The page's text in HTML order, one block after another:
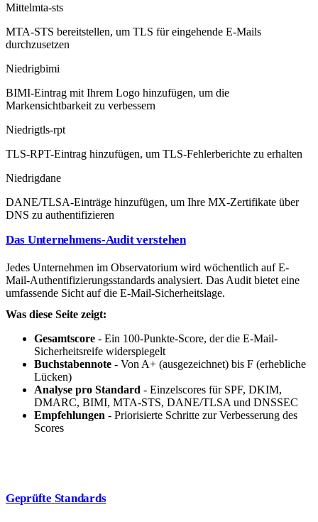
Mittelmta-sts
MTA-STS bereitstellen, um TLS für eingehende E-Mails
durchzusetzen
Niedrigbimi
BIMI-Eintrag mit Ihrem Logo hinzufügen, um die
Markensichtbarkeit zu verbessern
Niedrigtls-rpt
TLS-RPT-Eintrag hinzufügen, um TLS-Fehlerberichte zu erhalten
Niedrigdane
DANE/TLSA-Einträge hinzufügen, um Ihre MX-Zertifikate über
DNS zu authentifizieren
Das Unternehmens-Audit verstehen
Jedes Unternehmen im Observatorium wird wöchentlich auf E-
Mail-Authentifizierungsstandards analysiert. Das Audit bietet eine
umfassende Sicht auf die E-Mail-Sicherheitslage.
Was diese Seite zeigt:
Gesamtscore - Ein 100-Punkte-Score, der die E-Mail-
Sicherheitsreife widerspiegelt
Buchstabennote - Von A+ (ausgezeichnet) bis F (erhebliche
Lücken)
Analyse pro Standard - Einzelscores für SPF, DKIM,
DMARC, BIMI, MTA-STS, DANE/TLSA und DNSSEC
Empfehlungen - Priorisierte Schritte zur Verbesserung des
Scores
Geprüfte Standards